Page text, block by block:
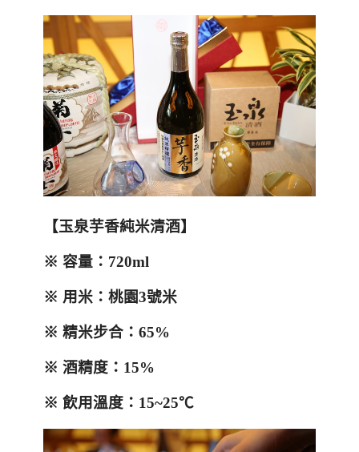
【玉泉芋香純米清酒】
※ 容量： 720ml
※ 用米：桃園3號米
※ 精米步合 ： 65%
※ 酒精度： 15%
※ 飲用溫度： 15~25℃